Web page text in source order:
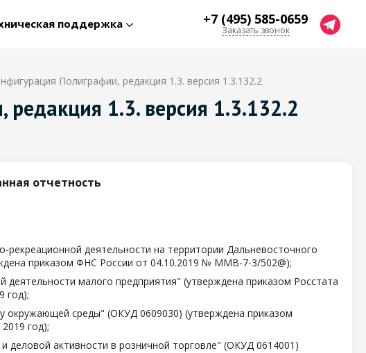
поддержка +7 (495) 585-0659
Заказать звонок
Полиграфии, редакция 1.3. версия 1.3.132.2
1.3. версия 1.3.132.2
отчетность
рекреационной деятельности на территории Дальневосточного
приказом ФНС России от 04.10.2019 № ММВ-7-3/502@);
малого предприятия" (утверждена приказом Росстата
год);
окружающей среды" (ОКУД 0609030) (утверждена приказом
год);
активности в розничной торговле" (ОКУД 0614001)